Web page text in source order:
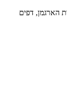
הארגמן, דפים